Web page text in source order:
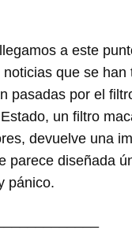
a este
que se han
pasadas por el
un filtro
devuelve una
parece diseñada
pánico.